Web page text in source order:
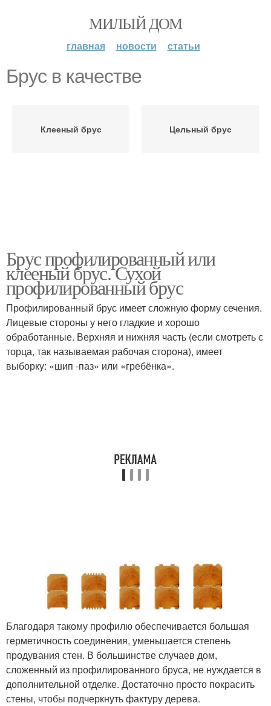
МИЛЫЙ ДОМ
главная новости статьи
Брус в качестве
Клееный брус Цельный брус
Брус профилированный или
клееный брус. Сухой
профилированный брус
Профилированный брус имеет сложную форму сечения.
Лицевые стороны у него гладкие и хорошо
обработанные. Верхняя и нижняя часть (если смотреть с
торца, так называемая рабочая сторона), имеет
выборку: «шип -паз» или «гребёнка».
Благодаря такому профилю обеспечивается большая
герметичность соединения, уменьшается степень
продувания стен. В большинстве случаев дом,
сложенный из профилированного бруса, не нуждается в
дополнительной отделке. Достаточно просто покрасить
стены, чтобы подчеркнуть фактуру дерева.